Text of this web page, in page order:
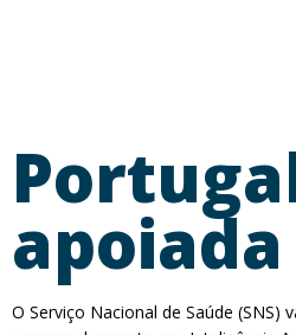
O Serviço Nacional de Saúde